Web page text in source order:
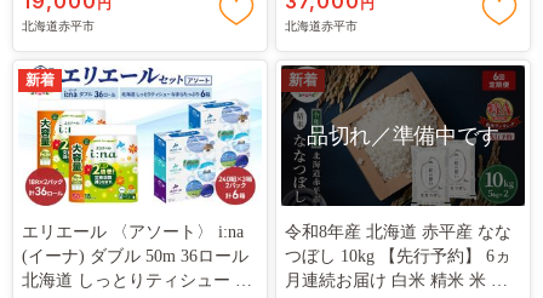
み。
返品方法等については打合せさせていただきます。
■不良品の取扱条件
お礼の品の受け取り時に必ず確認をお願いいたします。
くはメールにてお問い合わせください。
・申し込まれたお礼の品と届いたお礼の品が異なっていた場合
トイレ ボックスティッシュ ま
とめ買い ペーパー 紙 防災 常
備品 備蓄品 消耗品 備蓄 日用
品
円
北海道赤平市
ットペーパー ティッシュ トイ
レ ボックスティッシュ まとめ
買い ペーパー 紙 防災 常備品
備蓄品 消耗品 備蓄 日用品
円
北海道赤平市
新着
エリエール 〈アソート〉 i:na
(イーナ) ダブル 50m 36ロール
北海道 しっとりティシュー な
新着
品切れ／準備中です
令和8年産 北海道 赤平産 なな
つぼし 10kg 【先行予約】 6ヵ
月連続お届け 白米 精米 米 北